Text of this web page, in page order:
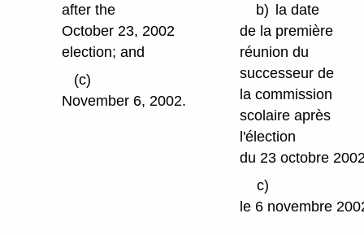
after the
October 23, 2002
election; and
(c)
November 6, 2002.
b) la date
de la première
réunion du
successeur de
la commission
scolaire après
l'élection
du 23 octobre
c)
le 6 novembre